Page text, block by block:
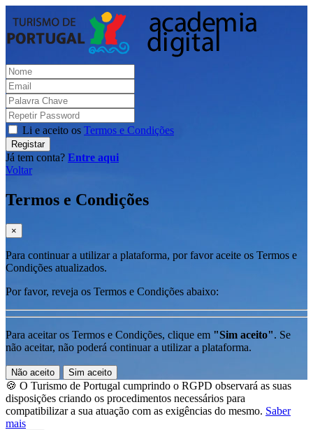
Li e aceito os Termos e Condições
Registar
Já tem conta? Entre aqui
Voltar
Termos e Condições
×
Para continuar a utilizar a plataforma, por favor aceite os Termos e
Condições atualizados.
Por favor, reveja os Termos e Condições abaixo:
Para aceitar os Termos e Condições, clique em "Sim aceito". Se
não aceitar, não poderá continuar a utilizar a plataforma.
Não aceito Sim aceito
🍪 O Turismo de Portugal cumprindo o RGPD observará as suas
disposições criando os procedimentos necessários para
compatibilizar a sua atuação com as exigências do mesmo. Saber
mais